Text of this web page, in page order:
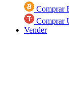
Comprar
Comprar
Vender